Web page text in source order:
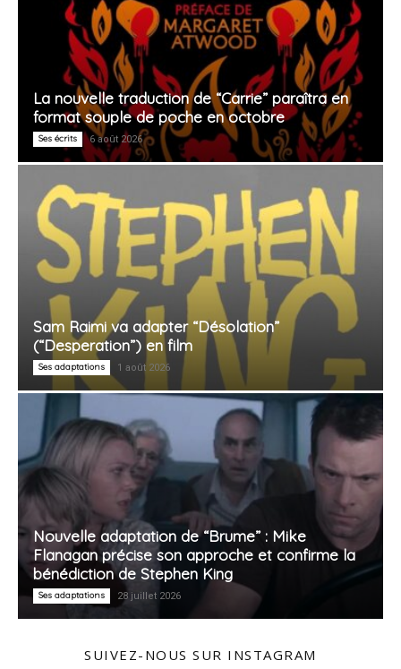
La nouvelle traduction de “Carrie” paraîtra en
format souple de poche en octobre
Ses écrits 6 août 2026
Sam Raimi va adapter “Désolation”
(“Desperation”) en film
Ses adaptations 1 août 2026
Nouvelle adaptation de “Brume” : Mike
Flanagan précise son approche et confirme la
bénédiction de Stephen King
Ses adaptations 28 juillet 2026
SUIVEZ-NOUS SUR INSTAGRAM